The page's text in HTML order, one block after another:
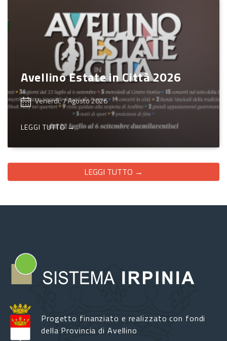
Avellino Estate in Città 2026
Venerdì, 7 Agosto 2026
LEGGI TUTTO →
LEGGI TUTTO →
Progetto finanziato e realizzato con fondi
della Provincia di Avellino